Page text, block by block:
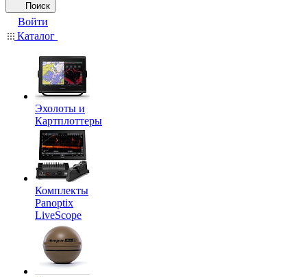
Поиск
Войти
Каталог
Эхолоты и
Картплоттеры
Комплекты
Panoptix
LiveScope